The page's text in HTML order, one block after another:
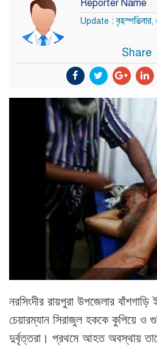
Reporter Name
Update :
Share
নরসিংদীর রায়পুরা উপজেলার বাঁশগাড়ি
চেয়ারম্যান সিরাজুল হককে কুপিয়ে ও
দুর্বৃত্তরা। প্রথমে আহত অবস্থায়